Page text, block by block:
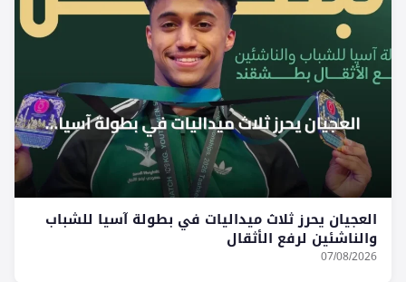
العجيان يحرز ثلاث ميداليات في بطولة آسيا للشباب
والناشئين لرفع الأثقال
07/08/2026